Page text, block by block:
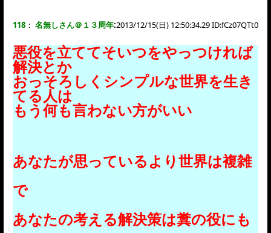
118 ： 名無しさん＠１３周年:2013/12/15(日) 12:50:34.29 ID:fCz07QTt0
悪役を立ててそいつをやっつければ
解決とか
おっそろしくシンプルな世界を生き
てる人は
もう何も言わない方がいい
あなたが思っているより世界は複雑
で
あなたの考える解決策は糞の役にも